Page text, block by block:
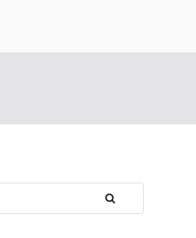
Rechercher